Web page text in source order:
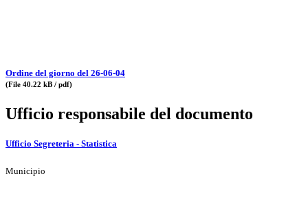
Ordine del giorno del 26-06-04
(File 40.22 kB / pdf)
Ufficio responsabile del documento
Ufficio Segreteria - Statistica
Municipio